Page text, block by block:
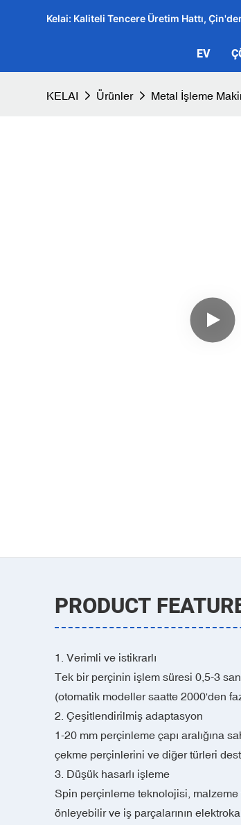
Kelai: Kaliteli Tencere Üretim Hattı,
EV
KELAI Ürünler Metal İşleme
PRODUCT
‌‌1. Verimli ve istikrarlı‌
Tek bir perçinin işlem süresi 0,5-3
(otomatik modeller saatte 2000'den
2. Çeşitlendirilmiş adaptasyon
1-20 mm perçinleme çapı aralığına
çekme perçinlerini ve diğer türleri
3. Düşük hasarlı işleme‌
Spin perçinleme teknolojisi, malzeme
önleyebilir ve iş parçalarının